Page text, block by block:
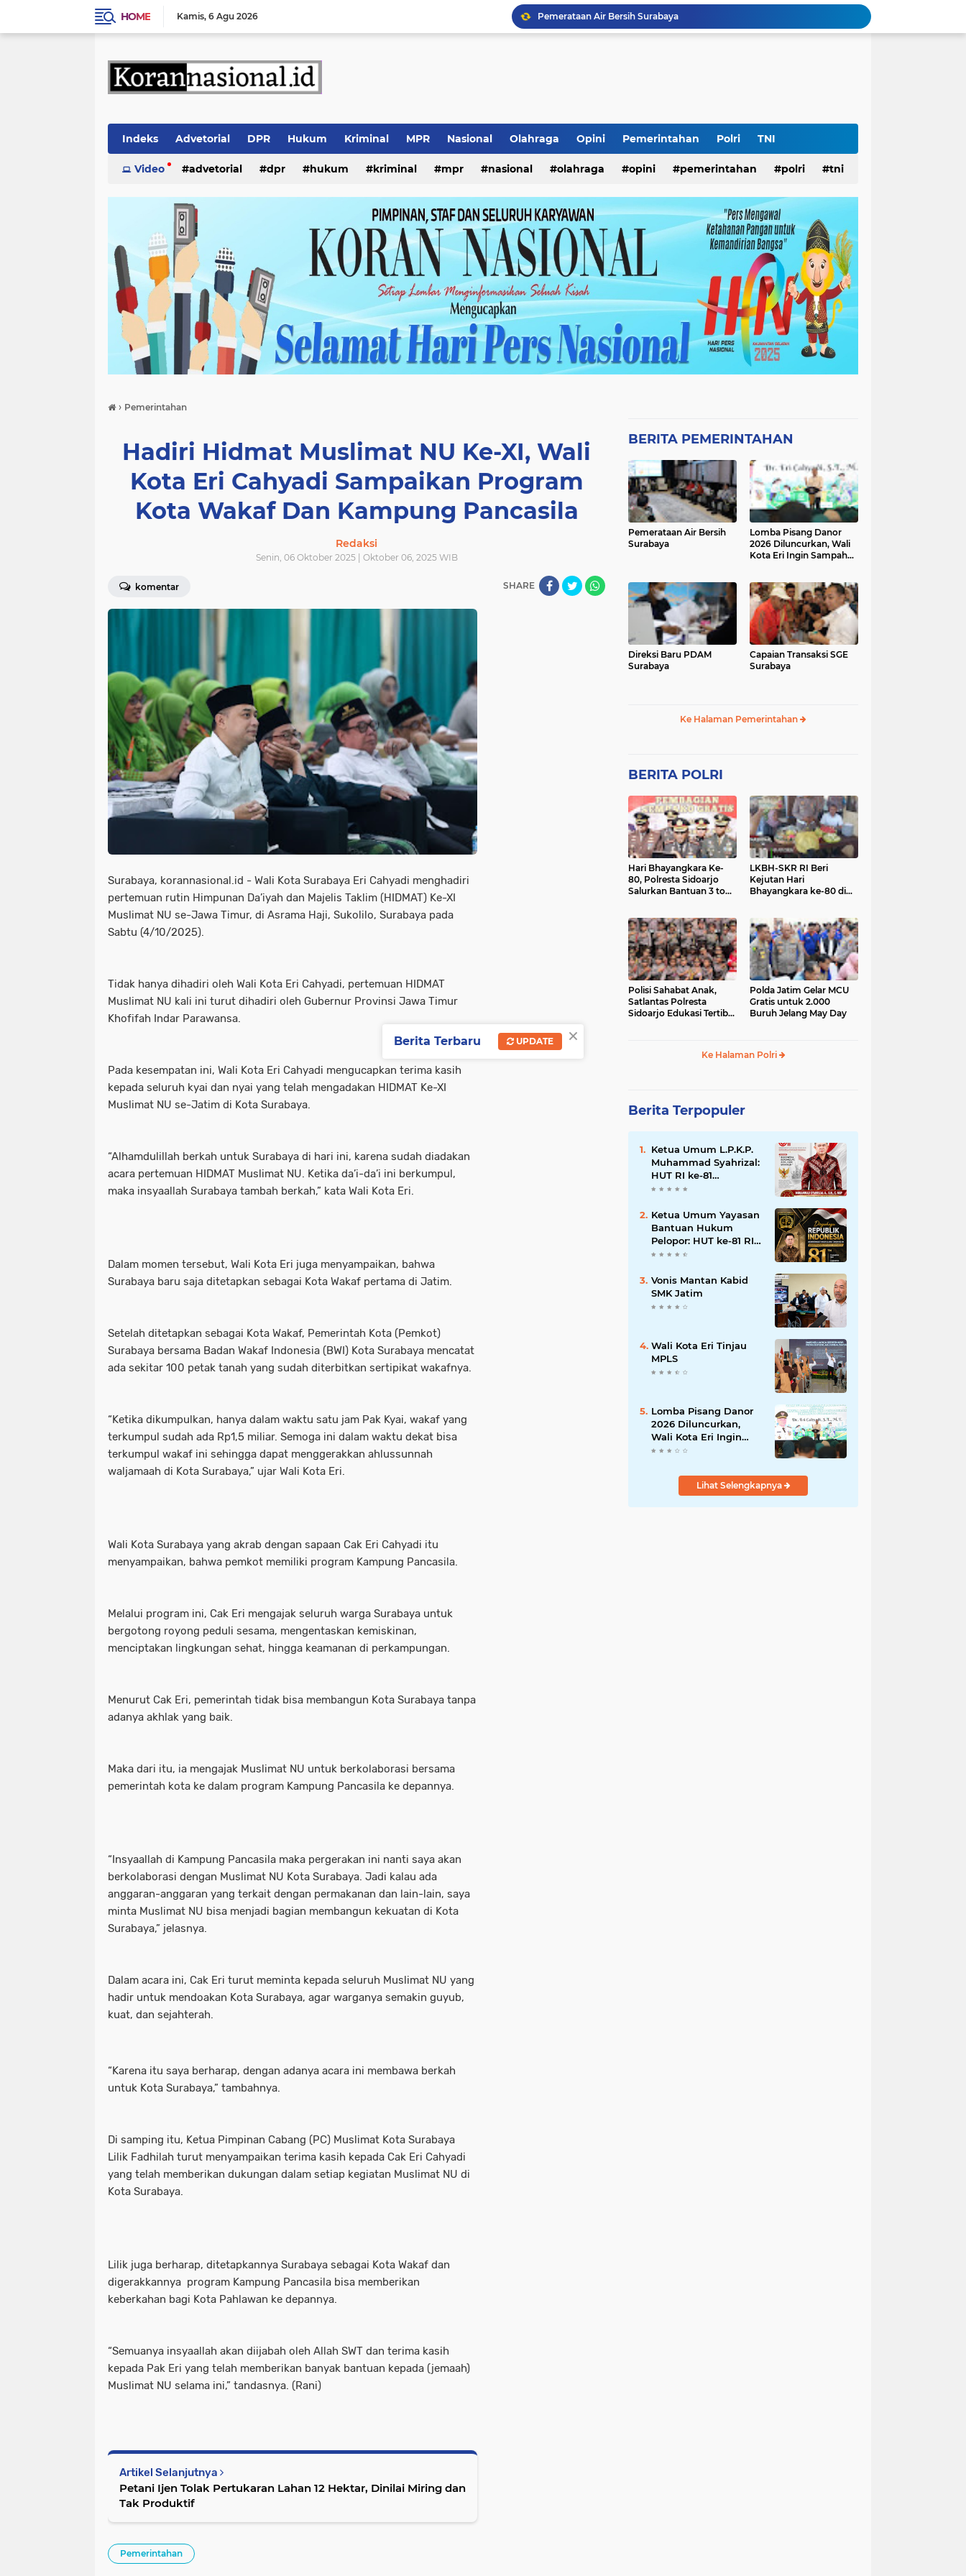
HOME Kamis 6 Agu 2026
Pemerataan Air Bersih Surabaya
Lomba Pisang Danor 2026 Diluncurkan, Wali Kota Eri Ingin Sampah Organik Selesai dari Rumah
Vonis Mantan Kabid SMK Jatim
Kewajiban ASN Pilah Sampah
Indeks Advetorial DPR Hukum Kriminal MPR Nasional Olahraga Opini Pemerintahan Polri TNI
Video advetorial dpr hukum kriminal mpr nasional olahraga opini pemerintahan polri tni
› Pemerintahan
Hadiri Hidmat Muslimat NU Ke-XI, Wali
Kota Eri Cahyadi Sampaikan Program
Kota Wakaf Dan Kampung Pancasila
Redaksi
Senin, 06 Oktober 2025 | Oktober 06, 2025 WIB
komentar SHARE
Surabaya, korannasional.id - Wali Kota Surabaya Eri Cahyadi menghadiri
pertemuan rutin Himpunan Da’iyah dan Majelis Taklim (HIDMAT) Ke-XI
Muslimat NU se-Jawa Timur, di Asrama Haji, Sukolilo, Surabaya pada
Sabtu (4/10/2025).
Tidak hanya dihadiri oleh Wali Kota Eri Cahyadi, pertemuan HIDMAT
Muslimat NU kali ini turut dihadiri oleh Gubernur Provinsi Jawa Timur
Khofifah Indar Parawansa.
Pada kesempatan ini, Wali Kota Eri Cahyadi mengucapkan terima kasih
kepada seluruh kyai dan nyai yang telah mengadakan HIDMAT Ke-XI
Muslimat NU se-Jatim di Kota Surabaya.
“Alhamdulillah berkah untuk Surabaya di hari ini, karena sudah diadakan
acara pertemuan HIDMAT Muslimat NU. Ketika da’i-da’i ini berkumpul,
maka insyaallah Surabaya tambah berkah,” kata Wali Kota Eri.
Dalam momen tersebut, Wali Kota Eri juga menyampaikan, bahwa
Surabaya baru saja ditetapkan sebagai Kota Wakaf pertama di Jatim.
Setelah ditetapkan sebagai Kota Wakaf, Pemerintah Kota (Pemkot)
Surabaya bersama Badan Wakaf Indonesia (BWI) Kota Surabaya mencatat
ada sekitar 100 petak tanah yang sudah diterbitkan sertipikat wakafnya.
“Ketika dikumpulkan, hanya dalam waktu satu jam Pak Kyai, wakaf yang
terkumpul sudah ada Rp1,5 miliar. Semoga ini dalam waktu dekat bisa
terkumpul wakaf ini sehingga dapat menggerakkan ahlussunnah
waljamaah di Kota Surabaya,” ujar Wali Kota Eri.
Wali Kota Surabaya yang akrab dengan sapaan Cak Eri Cahyadi itu
menyampaikan, bahwa pemkot memiliki program Kampung Pancasila.
Melalui program ini, Cak Eri mengajak seluruh warga Surabaya untuk
bergotong royong peduli sesama, mengentaskan kemiskinan,
menciptakan lingkungan sehat, hingga keamanan di perkampungan.
Menurut Cak Eri, pemerintah tidak bisa membangun Kota Surabaya tanpa
adanya akhlak yang baik.
Maka dari itu, ia mengajak Muslimat NU untuk berkolaborasi bersama
pemerintah kota ke dalam program Kampung Pancasila ke depannya.
“Insyaallah di Kampung Pancasila maka pergerakan ini nanti saya akan
berkolaborasi dengan Muslimat NU Kota Surabaya. Jadi kalau ada
anggaran-anggaran yang terkait dengan permakanan dan lain-lain, saya
minta Muslimat NU bisa menjadi bagian membangun kekuatan di Kota
Surabaya,” jelasnya.
Dalam acara ini, Cak Eri turut meminta kepada seluruh Muslimat NU yang
hadir untuk mendoakan Kota Surabaya, agar warganya semakin guyub,
kuat, dan sejahterah.
“Karena itu saya berharap, dengan adanya acara ini membawa berkah
untuk Kota Surabaya,” tambahnya.
Di samping itu, Ketua Pimpinan Cabang (PC) Muslimat Kota Surabaya
Lilik Fadhilah turut menyampaikan terima kasih kepada Cak Eri Cahyadi
yang telah memberikan dukungan dalam setiap kegiatan Muslimat NU di
Kota Surabaya.
Lilik juga berharap, ditetapkannya Surabaya sebagai Kota Wakaf dan
digerakkannya program Kampung Pancasila bisa memberikan
keberkahan bagi Kota Pahlawan ke depannya.
“Semuanya insyaallah akan diijabah oleh Allah SWT dan terima kasih
kepada Pak Eri yang telah memberikan banyak bantuan kepada (jemaah)
Muslimat NU selama ini,” tandasnya. (Rani)
Artikel Selanjutnya
Petani Ijen Tolak Pertukaran Lahan 12 Hektar, Dinilai Miring dan
Tak Produktif
Pemerintahan
BERITA PEMERINTAHAN
Pemerataan Air Bersih
Surabaya
Lomba Pisang Danor
2026 Diluncurkan, Wali
Kota Eri Ingin Sampah
Direksi Baru PDAM
Surabaya
Capaian Transaksi SGE
Surabaya
Ke Halaman Pemerintahan
BERITA POLRI
Hari Bhayangkara Ke-
80, Polresta Sidoarjo
Salurkan Bantuan 3 ton
LKBH-SKR RI Beri
Kejutan Hari
Bhayangkara ke-80 di
Polri
Polisi Sahabat Anak,
Satlantas Polresta
Sidoarjo Edukasi Tertib
Polda Jatim Gelar MCU
Gratis untuk 2.000
Buruh Jelang May Day
Ke Halaman Polri
Berita Terpopuler
Ketua Umum L.P.K.P.
Muhammad Syahrizal:
HUT RI ke-81
Momentum
Persatuan dan
Keadilan bagi Seluruh
Rakyat Indonesia.
Ketua Umum Yayasan
Bantuan Hukum
Pelopor: HUT ke-81 RI
Momentum
Persatuan, dan
Pengabdian kepada
Masyarakat
Vonis Mantan Kabid
SMK Jatim
Wali Kota Eri Tinjau
MPLS
Lomba Pisang Danor
2026 Diluncurkan,
Wali Kota Eri Ingin
Sampah Organik
Lihat Selengkapnya
×
Berita Terbaru UPDATE